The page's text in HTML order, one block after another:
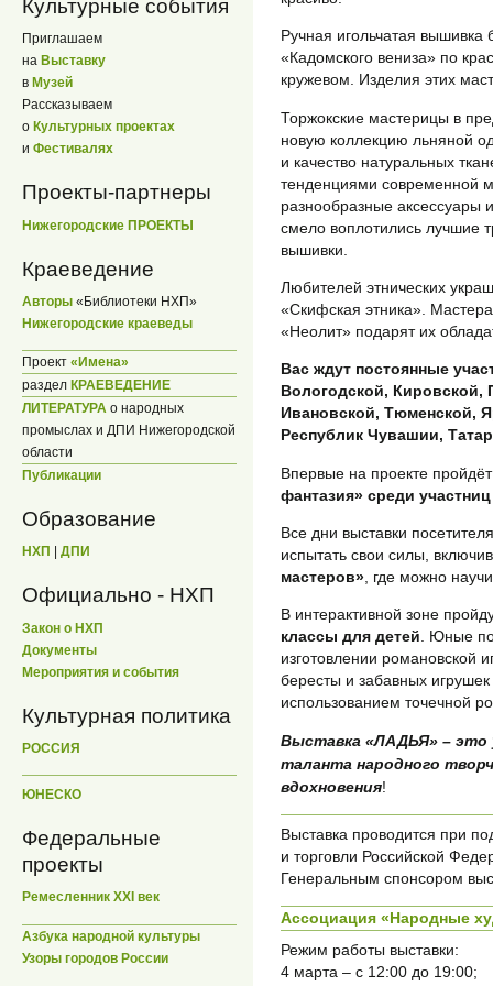
Культурные события
Приглашаем
на Выставку
в Музей
Рассказываем
о Культурных проектах
и Фестивалях
Проекты-партнеры
Нижегородские ПРОЕКТЫ
Краеведение
Авторы «Библиотеки НХП»
Нижегородские краеведы
Проект «Имена»
раздел КРАЕВЕДЕНИЕ
ЛИТЕРАТУРА о народных
промыслах и ДПИ Нижегородской
области
Публикации
Образование
НХП ДПИ
Официально - НХП
Закон о НХП
Документы
Мероприятия и события
Культурная политика
РОССИЯ
ЮНЕСКО
Федеральные
проекты
Ремесленник XXI век
Азбука народной культуры
Узоры городов России
Ручная игольчатая
«Кадомского вениза» по
кружевом. Изделия этих
Торжокские мастерицы в
новую коллекцию льняной
и качество натуральных
тенденциями современной
разнообразные аксессуары
смело воплотились лучшие
вышивки.
Любителей этнических
«Скифская этника».
«Неолит» подарят их
Вас ждут постоянные
Вологодской, Кировской,
Ивановской, Тюменской,
Республик Чувашии,
Впервые на проекте
фантазия» среди
Все дни выставки
испытать свои силы,
мастеров» , где можно
В интерактивной зоне
классы для детей. Юные
изготовлении романовской
бересты и забавных
использованием точечной
Выставка «ЛАДЬЯ» –
таланта народного
вдохновения!
Выставка проводится при
и торговли Российской
Генеральным спонсором
Ассоциация «Народные
Режим работы выставки:
4 марта – с 12:00 до 19:00;